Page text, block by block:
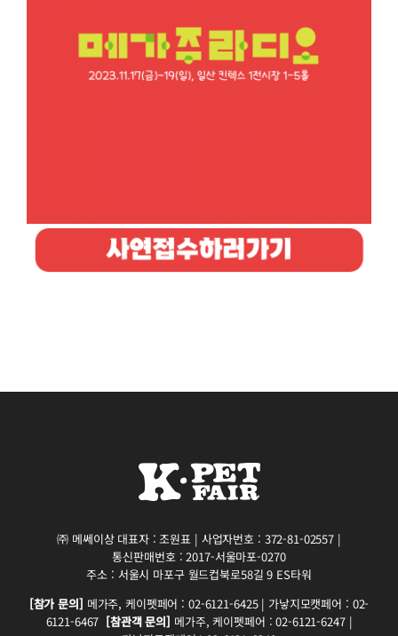
㈜ 메쎄이상 대표자 : 조원표 | 사업자번호 : 372-81-02557 |
통신판매번호 : 2017-서울마포-0270
주소 : 서울시 마포구 월드컵북로58길 9 ES타워
[참가 문의] 메가주, 케이펫페어 : 02-6121-6425 | 가낳지모캣페어 : 02-
6121-6467 [참관객 문의] 메가주, 케이펫페어 : 02-6121-6247 |